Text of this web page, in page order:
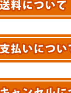
エリアが対象で
届け日の確認は
配送遅延が生じる可能
離島はお届けできま
送料無料!
満 全国一律
配送業者
レジットカード